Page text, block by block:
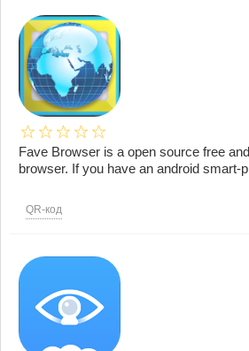
Fave Browser is a open source free
browser. If you have an android smart-
QR-код